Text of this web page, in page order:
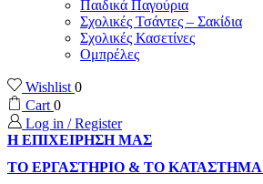
Παιδικά Παγούρια
Σχολικές Τσάντες – Σακίδια
Σχολικές Κασετίνες
Ομπρέλες
Wishlist0
Cart0
Log in / Register
Η ΕΠΙΧΕΙΡΗΣΗ ΜΑΣ
ΤΟ ΕΡΓΑΣΤΗΡΙΟ & ΤΟ